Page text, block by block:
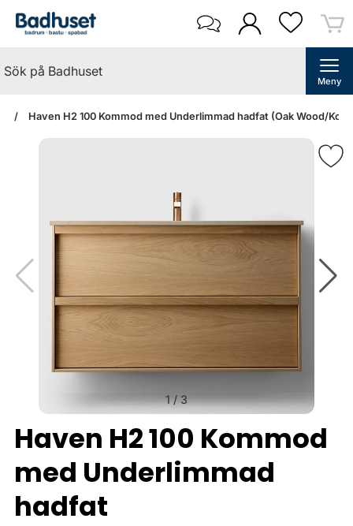
Meny
Haven H2 100 Kommod med Underlimmad hadfat (Oak Wood/
1/3
Haven H2 100 Kommod
med Underlimmad
hadfat